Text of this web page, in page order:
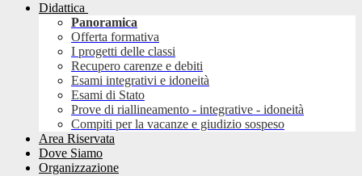
Didattica
Panoramica
Offerta formativa
I progetti delle classi
Recupero carenze e debiti
Esami integrativi e idoneità
Esami di Stato
Prove di riallineamento - integrative - idoneità
Compiti per la vacanze e giudizio sospeso
Area Riservata
Dove Siamo
Organizzazione